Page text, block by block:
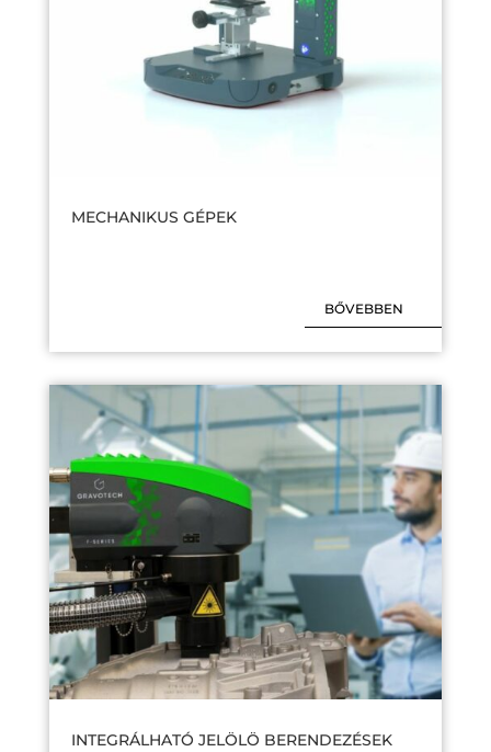
MECHANIKUS GÉPEK
BŐVEBBEN
INTEGRÁLHATÓ JELÖLÖ BERENDEZÉSEK